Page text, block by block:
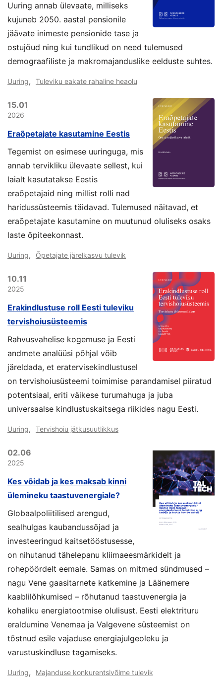
Uuring annab ülevaate, milliseks
kujuneb 2050. aastal pensionile
jäävate inimeste pensionide tase ja
ostujõud ning kui tundlikud on need tulemused
demograafiliste ja makromajanduslike eelduste suhtes.
Uuring, Tuleviku eakate rahaline heaolu
15.01
2026
Eraõpetajate kasutamine Eestis
Tegemist on esimese uuringuga, mis
annab tervikliku ülevaate sellest, kui
laialt kasutatakse Eestis
eraõpetajaid ning millist rolli nad
haridussüsteemis täidavad. Tulemused näitavad, et
eraõpetajate kasutamine on muutunud oluliseks osaks
laste õpiteekonnast.
Uuring, Õpetajate järelkasvu tulevik
10.11
2025
Erakindlustuse roll Eesti tuleviku
tervishoiusüsteemis
Rahvusvahelise kogemuse ja Eesti
andmete analüüsi põhjal võib
järeldada, et eratervisekindlustusel
on tervishoiusüsteemi toimimise parandamisel piiratud
potentsiaal, eriti väikese turumahuga ja juba
universaalse kindlustuskaitsega riikides nagu Eesti.
Uuring, Tervishoiu jätkusuutlikkus
02.06
2025
Kes võidab ja kes maksab kinni
ülemineku taastuvenergiale?
Globaalpoliitilised arengud,
sealhulgas kaubandussõjad ja
investeeringud kaitsetööstusesse,
on nihutanud tähelepanu kliimaeesmärkidelt ja
rohepöördelt eemale. Samas on mitmed sündmused –
nagu Vene gaasitarnete katkemine ja Läänemere
kaablilõhkumised – rõhutanud taastuvenergia ja
kohaliku energiatootmise olulisust. Eesti elektrituru
eraldumine Venemaa ja Valgevene süsteemist on
tõstnud esile vajaduse energiajulgeoleku ja
varustuskindluse tagamiseks.
Uuring, Majanduse konkurentsivõime tulevik